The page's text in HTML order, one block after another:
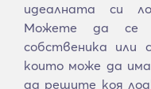
идеалната си
Можете да се
собственика или
които може да
да решите коя